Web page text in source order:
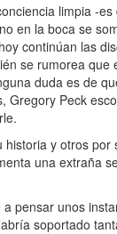
limpia -
en la boca se
continúan las
se rumorea
duda es de
Peck
y otros
una extraña
pensar unos
soportado